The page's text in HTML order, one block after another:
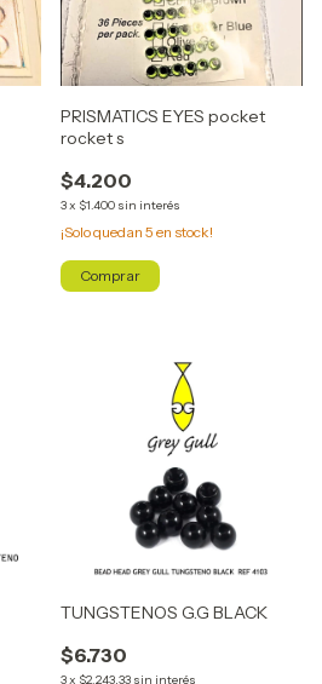
PRISMATICS EYES pocket
rocket s
$4.200
3x $1.400 sin interés
¡Solo quedan 5 en stock!
Comprar
TUNGSTENOS G.G BLACK
$6.730
3x $2.243,33 sin interés